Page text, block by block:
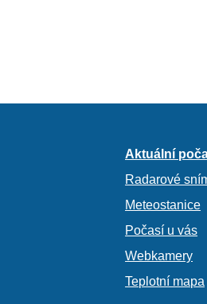
Aktuální
Radarové
Meteostanice
Počasí u vás
Webkamery
Teplotní mapa